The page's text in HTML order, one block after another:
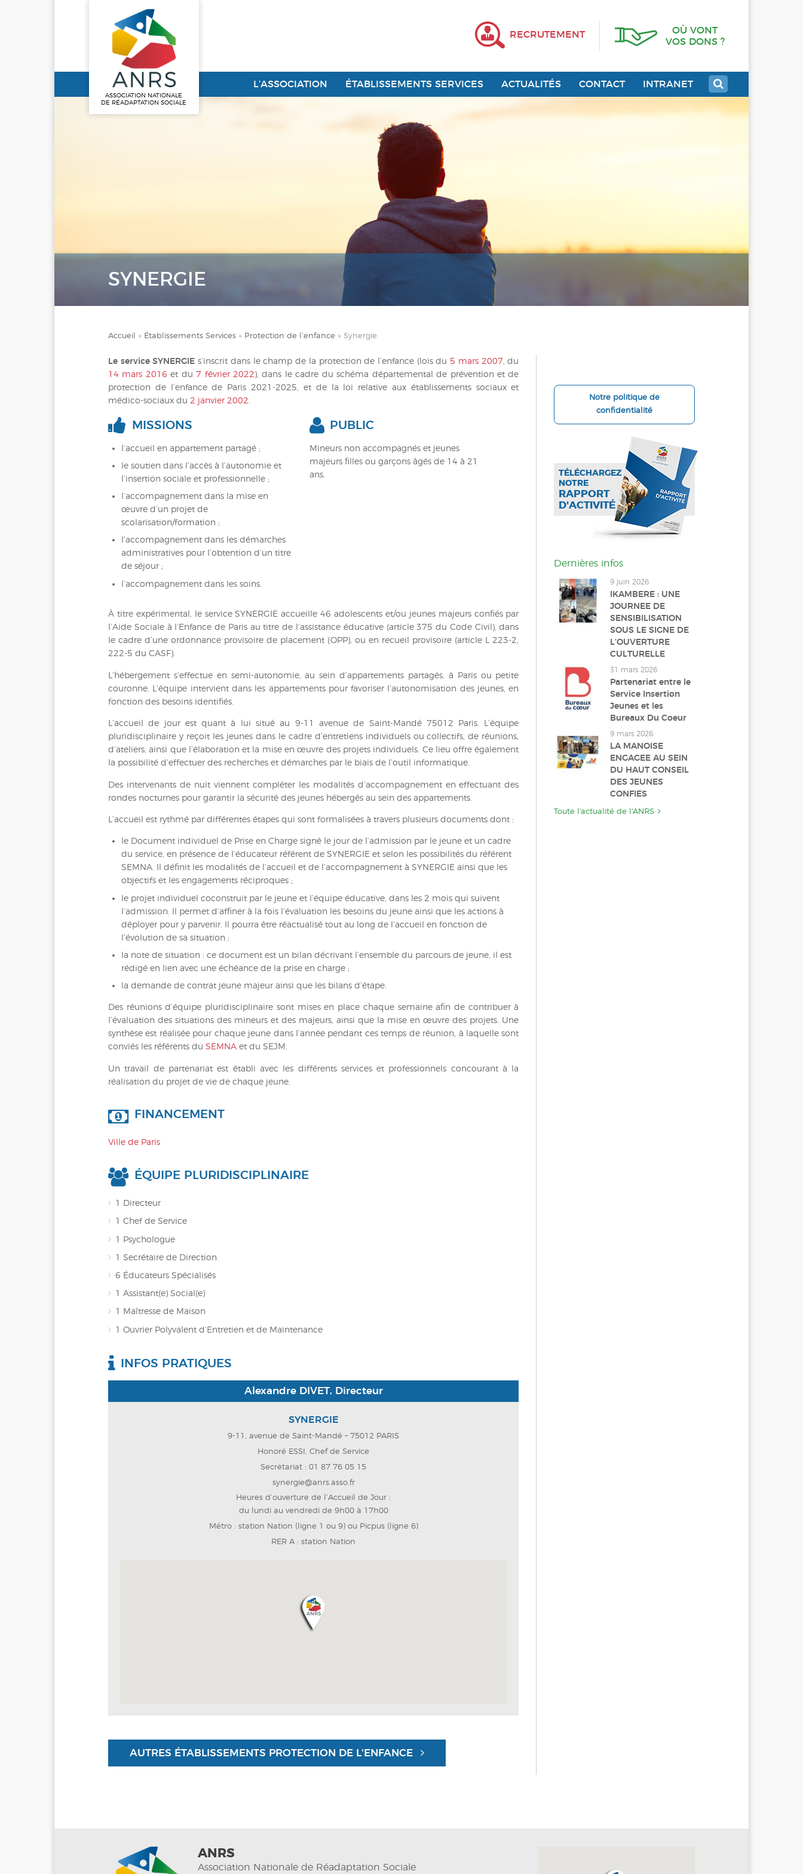
ASSOCIATION NATIONALE
DE RÉADAPTATION SOCIALE
RECRUTEMENT
OÙ VONT
VOS DONS ?
L’ASSOCIATION ÉTABLISSEMENTS SERVICES ACTUALITÉS CONTACT INTRANET
SYNERGIE
Accueil » Établissements Services » Protection de l’enfance » Synergie
Le service SYNERGIEs’inscrit dans le champ de la protection de l’enfance (lois du5 mars 2007, du
14 mars 2016 et du7 février 2022), dans le cadre du schéma départemental de prévention et de
protection de l’enfance de Paris 2021-2025, et de la loi relative aux établissements sociaux et
médico-sociaux du 2 janvier 2002.
MISSIONS
l’accueil en appartement partagé ;
le soutien dans l’accès à l’autonomie et
l’insertion sociale et professionnelle ;
l’accompagnement dans la mise en
œuvre d’un projet de
scolarisation/formation ;
l’accompagnement dans les démarches
administratives pour l’obtention d’un titre
de séjour ;
l’accompagnement dans les soins.
PUBLIC
Mineurs non accompagnés et jeunes
majeurs filles ou garçons âgés de 14 à 21
ans.
À titre expérimental, le service SYNERGIE accueille 46 adolescents et/ou jeunes majeurs confiés par
l’Aide Sociale à l’Enfance de Paris au titre de l’assistance éducative (article 375 du Code Civil), dans
le cadre d’une ordonnance provisoire de placement (OPP), ou en recueil provisoire (article L 223-2,
222-5 du CASF).
L’hébergement s’effectue en semi-autonomie, au sein d’appartements partagés, à Paris ou petite
couronne. L’équipe intervient dans les appartements pour favoriser l’autonomisation des jeunes, en
fonction des besoins identifiés.
L’accueil de jour est quant à lui situé au 9-11 avenue de Saint-Mandé 75012 Paris. L’équipe
pluridisciplinaire y reçoit les jeunes dans le cadre d’entretiens individuels ou collectifs, de réunions,
d’ateliers, ainsi que l’élaboration et la mise en œuvre des projets individuels. Ce lieu offre également
la possibilité d’effectuer des recherches et démarches par le biais de l’outil informatique.
Des intervenants de nuit viennent compléter les modalités d’accompagnement en effectuant des
rondes nocturnes pour garantir la sécurité des jeunes hébergés au sein des appartements.
L’accueil est rythmé par différentes étapes qui sont formalisées à travers plusieurs documents dont :
le Document individuel de Prise en Charge signé le jour de l’admission par le jeune et un cadre
du service, en présence de l’éducateur référent de SYNERGIE et selon les possibilités du référent
SEMNA. Il définit les modalités de l’accueil et de l’accompagnement à SYNERGIE ainsi que les
objectifs et les engagements réciproques ;
le projet individuel coconstruit par le jeune et l’équipe éducative, dans les 2 mois qui suivent
l’admission. Il permet d’affiner à la fois l’évaluation les besoins du jeune ainsi que les actions à
déployer pour y parvenir. Il pourra être réactualisé tout au long de l’accueil en fonction de
l’évolution de sa situation ;
la note de situation : ce document est un bilan décrivant l’ensemble du parcours de jeune, il est
rédigé en lien avec une échéance de la prise en charge ;
la demande de contrat jeune majeur ainsi que les bilans d’étape.
Des réunions d’équipe pluridisciplinaire sont mises en place chaque semaine afin de contribuer à
l’évaluation des situations des mineurs et des majeurs, ainsi que la mise en œuvre des projets. Une
synthèse est réalisée pour chaque jeune dans l’année pendant ces temps de réunion, à laquelle sont
conviés les référents du SEMNA et du SEJM.
Un travail de partenariat est établi avec les différents services et professionnels concourant à la
réalisation du projet de vie de chaque jeune.
FINANCEMENT
Ville de Paris
ÉQUIPE PLURIDISCIPLINAIRE
1 Directeur
1 Chef de Service
1 Psychologue
1 Secrétaire de Direction
6 Éducateurs Spécialisés
1 Assistant(e) Social(e)
1 Maîtresse de Maison
1 Ouvrier Polyvalent d’Entretien et de Maintenance
INFOS PRATIQUES
Alexandre DIVET, Directeur
SYNERGIE
9-11, avenue de Saint-Mandé – 75012 PARIS
Honoré ESSI, Chef de Service
Secrétariat : 01 87 76 05 15
synergie@anrs.asso.fr
Heures d’ouverture de l’Accueil de Jour :
du lundi au vendredi de 9h00 à 17h00
Métro : station Nation (ligne 1 ou 9) ou Picpus (ligne 6)
RER A : station Nation
AUTRES ÉTABLISSEMENTS PROTECTION DE L'ENFANCE
Notre politique de
confidentialité
TÉLÉCHARGEZ
NOTRE
RAPPORT
D'ACTIVITÉ
Dernières infos
9 juin 2026
IKAMBERE : UNE
JOURNEE DE
SENSIBILISATION
SOUS LE SIGNE DE
L’OUVERTURE
CULTURELLE
31 mars 2026
Partenariat entre le
Service Insertion
Jeunes et les
Bureaux Du Coeur
9 mars 2026
LA MANOISE
ENGAGEE AU SEIN
DU HAUT CONSEIL
DES JEUNES
CONFIES
Toute l'actualité de l'ANRS
ANRS
Association Nationale de Réadaptation Sociale